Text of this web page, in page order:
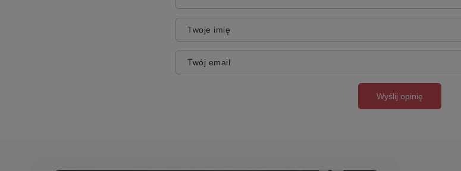
Twoje imię
Twój email
Wyślij opinię